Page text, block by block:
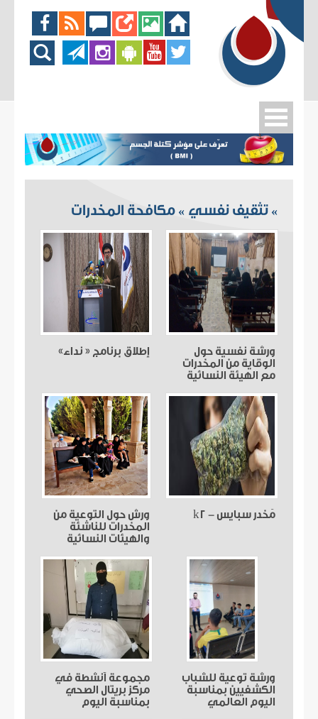
» تثقيف نفسي » مكافحة المخدرات
ورشة نفسية حول
الوقاية من المخدرات
مع الهيئة النسائية
إطلاق برنامج « نداء»
مُخدر سبايس - k2
ورش حول التوعية من
المخدرات للناشئة
والهيئات النسائية
وبنت جبيل
ورشة توعية للشباب
الكشفيين بمناسبة
اليوم العالمي
مجموعة أنشطة في
مركز بريتال الصحي
بمناسبة اليوم